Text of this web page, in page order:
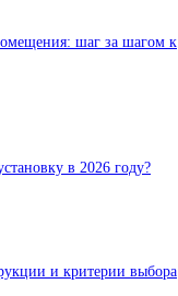
шаг за шагом к
в 2026 году?
и критерии выбора